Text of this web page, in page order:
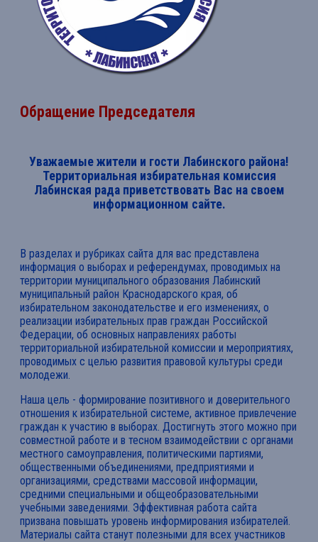
Обращение Председателя
Уважаемые жители и гости Лабинского района!
Территориальная избирательная комиссия
Лабинская рада приветствовать Вас на своем
информационном сайте.
В разделах и рубриках сайта для вас представлена
информация о выборах и референдумах, проводимых на
территории муниципального образования Лабинский
муниципальный район Краснодарского края, об
избирательном законодательстве и его изменениях, о
реализации избирательных прав граждан Российской
Федерации, об основных направлениях работы
территориальной избирательной комиссии и мероприятиях,
проводимых с целью развития правовой культуры среди
молодежи.
Наша цель - формирование позитивного и доверительного
отношения к избирательной системе, активное привлечение
граждан к участию в выборах. Достигнуть этого можно при
совместной работе и в тесном взаимодействии с органами
местного самоуправления, политическими партиями,
общественными объединениями, предприятиями и
организациями, средствами массовой информации,
средними специальными и общеобразовательными
учебными заведениями. Эффективная работа сайта
призвана повышать уровень информирования избирателей.
Материалы сайта станут полезными для всех участников